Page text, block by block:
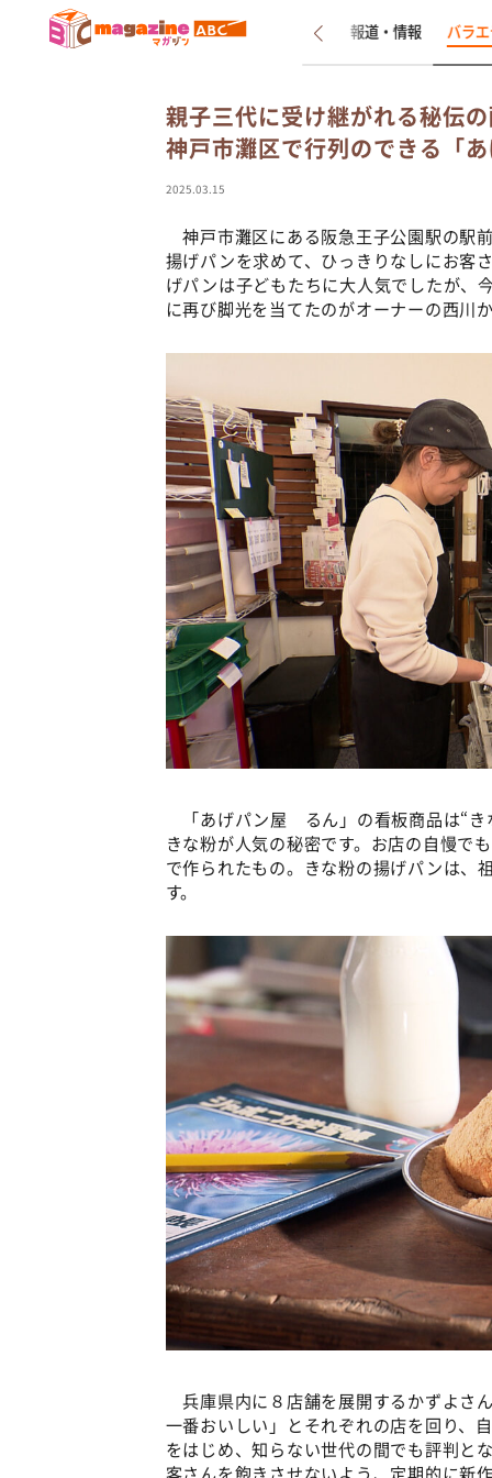
新着 インタビュー 報道・情報 バラ
親子三代に受け継がれる秘
神戸市灘区で行列のできる「
2025.03.15
神戸市灘区にある阪急王子公園駅の駅
揚げパンを求めて、ひっきりなしにお客
げパンは子どもたちに大人気でしたが、
に再び脚光を当てたのがオーナーの西川
「あげパン屋 るん」の看板商品は“き
きな粉が人気の秘密です。お店の自慢で
で作られたもの。きな粉の揚げパンは、
す。
兵庫県内に８店舗を展開するかずよさ
一番おいしい」とそれぞれの店を回り、
をはじめ、知らない世代の間でも評判と
客さんを飽きさせないよう、定期的に新